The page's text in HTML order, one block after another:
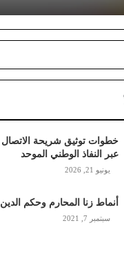
عبر النفاذ الوطني الموحد
يونيو 21, 2026
أنماط زنا المحارم وحكم الدين
سبتمبر 7, 2021